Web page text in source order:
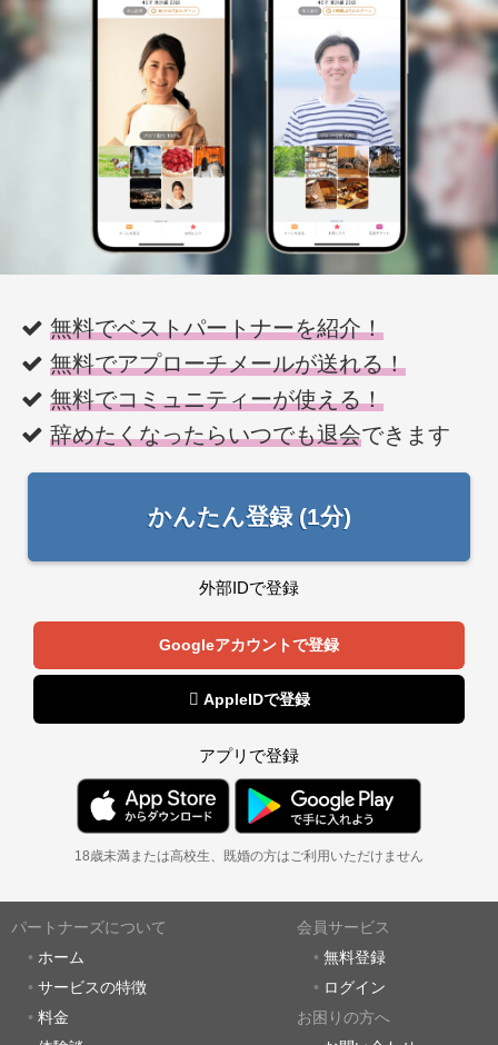
無料でベストパートナーを紹介！
無料でアプローチメールが送れる！
無料でコミュニティーが使える！
辞めたくなったらいつでも退会できます
かんたん登録 (1分)
外部IDで登録
Googleアカウントで登録
 AppleIDで登録
アプリで登録
18歳未満または高校生、既婚の方はご利用いただけません
パートナーズについて
ホーム
サービスの特徴
料金
会員サービス
無料登録
ログイン
お困りの方へ